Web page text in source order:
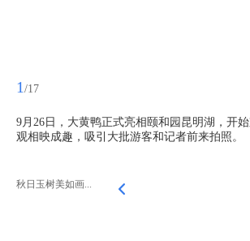
1 /17
9月26日，大黄鸭正式亮相颐和园昆明湖，开
观相映成趣，吸引大批游客和记者前来拍照。
秋日玉树美如画...